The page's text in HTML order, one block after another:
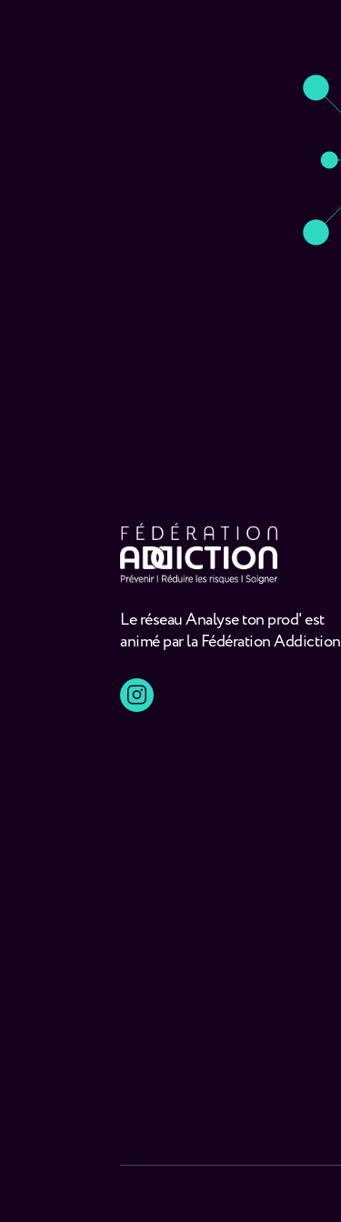
Le réseau Analyse ton prod' est
animé par la Fédération Addiction